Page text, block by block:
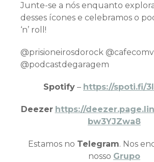
Junte-se a nós enquanto
desses ícones e celebramos o
‘n’ roll!
@prisioneirosdorock
@podcastdegaragem
Spotify – https://spoti.fi/
Deezer https://
bw3YJZwa8
Estamos no Telegram. Nos
nosso Grupo